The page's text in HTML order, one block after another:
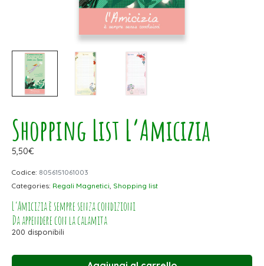
Shopping List L’Amicizia
5,50€
Codice: 8056151061003
Categories: Regali Magnetici, Shopping list
L’Amicizia è sempre senza condizioni
Da appendere con la calamita
200 disponibili